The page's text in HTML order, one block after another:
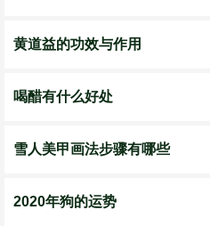
黄道益的功效与作用
喝醋有什么好处
雪人美甲画法步骤有哪些
2020年狗的运势